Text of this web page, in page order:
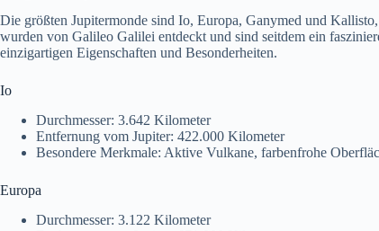
Die größten Jupitermonde sind Io, Europa, Ganymed und
wurden von Galileo Galilei entdeckt und sind seitdem ein
einzigartigen Eigenschaften und Besonderheiten.
Io
Durchmesser: 3.642 Kilometer
Entfernung vom Jupiter: 422.000 Kilometer
Besondere Merkmale: Aktive Vulkane, farbenfrohe
Europa
Durchmesser: 3.122 Kilometer